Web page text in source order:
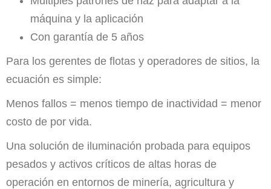
máquina y la aplicación
Con garantía de 5 años
Para los gerentes de flotas y operadores de sitios, la
ecuación es simple:
Menos fallos = menos tiempo de inactividad = menor
costo de por vida.
Una solución de iluminación probada para equipos
pesados y activos críticos de altas horas de
operación en entornos de minería, agricultura y